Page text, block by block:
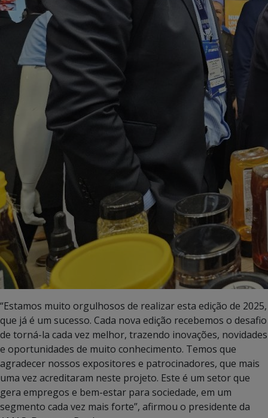
“Estamos muito orgulhosos de realizar esta edição de 2025,
que já é um sucesso. Cada nova edição recebemos o desafio
de torná-la cada vez melhor, trazendo inovações, novidades
e oportunidades de muito conhecimento. Temos que
agradecer nossos expositores e patrocinadores, que mais
uma vez acreditaram neste projeto. Este é um setor que
gera empregos e bem-estar para sociedade, em um
segmento cada vez mais forte”, afirmou o presidente da